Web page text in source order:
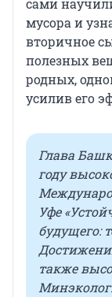
сами
мусора и
вторичное
полезных
родных,
усилив его
Глава
году
Уфе
будущего:
также